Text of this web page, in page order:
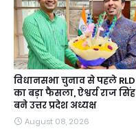
विधानसभा चुनाव से पहले RLD
का बड़ा फैसला, ऐश्वर्य राज सिंह
बने उत्तर प्रदेश अध्यक्ष
August 08, 2026